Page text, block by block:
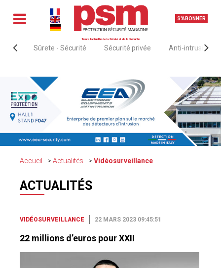
S'ABONNER
Toute l'actualité de la Sûreté et de la Sécurité
Sûrete - Sécurité Sécurité privée Anti-intrusion &
Accueil Actualités Vidéosurveillance
ACTUALITÉS
VIDÉOSURVEILLANCE 22 MARS 2023 09:45:51
22 millions d’euros pour XXII